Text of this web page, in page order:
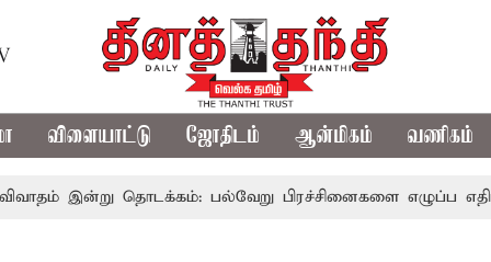
விளையாட்டு ஜோதிடம் ஆன்மிகம் வணிகம்
தொடக்கம்: பல்வேறு பிரச்சினைகளை எழுப்ப எதிர்க்கட்சிகள்